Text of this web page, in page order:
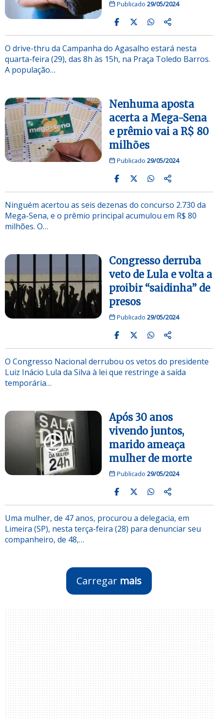
Publicado 29/05/2024
O drive-thru da Campanha do Agasalho estará nesta
quarta-feira (29), das 8h às 15h, na Praça Toledo Barros.
A população…
Nenhuma aposta
acerta a Mega-Sena
e prêmio vai a R$ 80
milhões
Publicado 29/05/2024
Ninguém acertou as seis dezenas do concurso 2.730 da
Mega-Sena, e o prêmio principal acumulou em R$ 80
milhões. O…
Congresso derruba
veto de Lula e volta a
proibir “saidinha” de
presos
Publicado 29/05/2024
O Congresso Nacional derrubou os vetos do presidente
Luiz Inácio Lula da Silva à lei que restringe a saída
temporária…
Após 30 anos
vivendo juntos,
marido ameaça
mulher de morte
Publicado 29/05/2024
Uma mulher, de 47 anos, procurou a delegacia, em
Limeira (SP), nesta terça-feira (28) para denunciar seu
companheiro, de 48,…
Carregar mais